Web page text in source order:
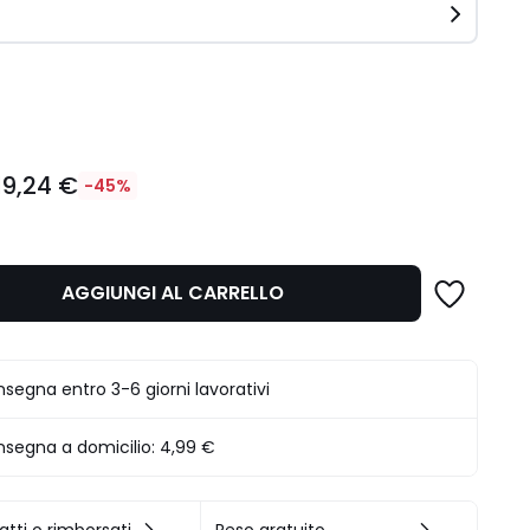
€ -45%
AGGIUNGI AL CARRELLO
entro 3-6 giorni lavorativi
a domicilio: 4,99 €